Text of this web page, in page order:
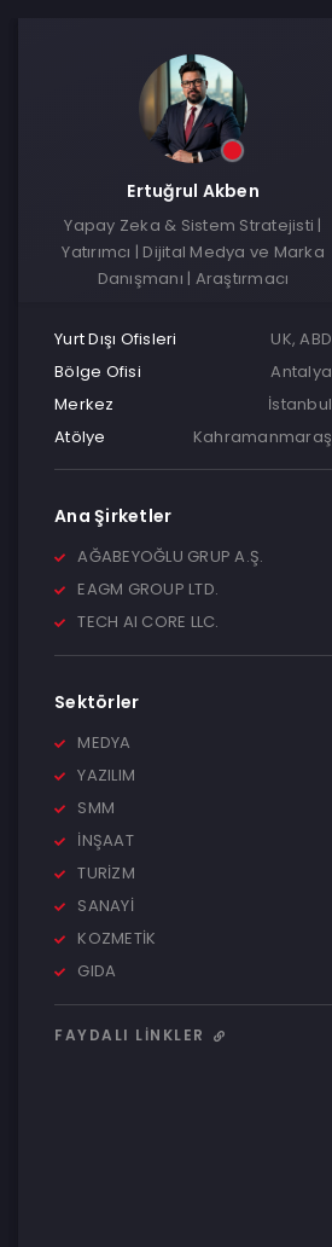
Ertuğrul Akben
Yapay Zeka & Sistem Stratejisti |
Yatırımcı | Dijital Medya ve Marka
Danışmanı | Araştırmacı
Yurt Dışı Ofisleri
UK, ABD
Bölge Ofisi
Antalya
Merkez
İstanbul
Atölye
Kahramanmaraş
Ana Şirketler
AĞABEYOĞLU GRUP A.Ş.
EAGM GROUP LTD.
TECH AI CORE LLC.
Sektörler
MEDYA
YAZILIM
SMM
İNŞAAT
TURİZM
SANAYİ
KOZMETİK
GIDA
FAYDALI LINKLER